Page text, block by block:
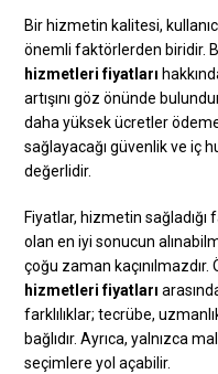
Bir hizmetin kalitesi,
önemli faktörlerden biridir.
hizmetleri fiyatları
artışını göz önünde
daha yüksek ücretler
sağlayacağı güvenlik ve iç
değerlidir.
Fiyatlar, hizmetin sağladığı
olan en iyi sonucun
çoğu zaman kaçınılmazdır.
hizmetleri fiyatları
farklılıklar; tecrübe,
bağlıdır. Ayrıca, yalnızca
seçimlere yol açabilir.